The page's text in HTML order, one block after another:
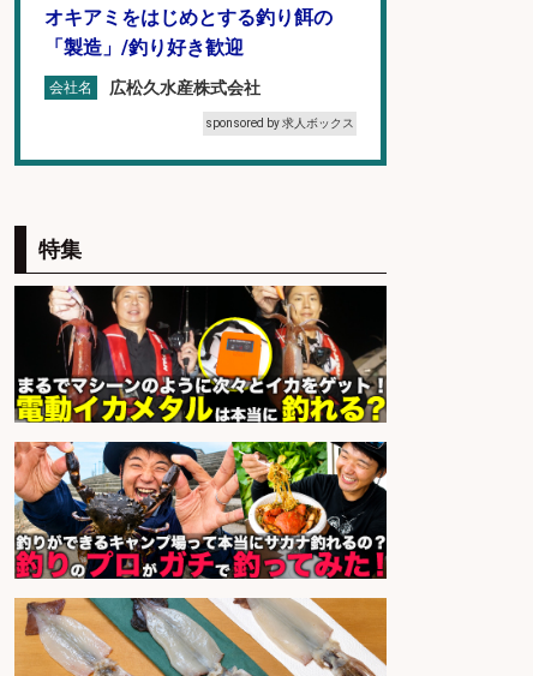
オキアミをはじめとする釣り餌の
「製造」/釣り好き歓迎
会社名 広松久水産株式会社
sponsored by 求人ボックス
ッツ
sponsored by 求人ボックス
釣り具メーカーでの釣り竿の設計開
発業務
会社名 株式会社天龍
sponsored by 求人ボックス
WEBデザイナー・WEBディレクタ
ー/未経験OK 釣具店でSNS運用&動
画編集のお仕事
会社名
株式会社スタッフサービス エン
ジニアガイド
特集